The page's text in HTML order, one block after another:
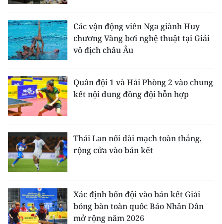
Các vận động viên Nga giành Huy
chương Vàng bơi nghệ thuật tại Giải
vô địch châu Âu
Quân đội 1 và Hải Phòng 2 vào chung
kết nội dung đồng đội hỗn hợp
Thái Lan nối dài mạch toàn thắng,
rộng cửa vào bán kết
Xác định bốn đội vào bán kết Giải
bóng bàn toàn quốc Báo Nhân Dân
mở rộng năm 2026